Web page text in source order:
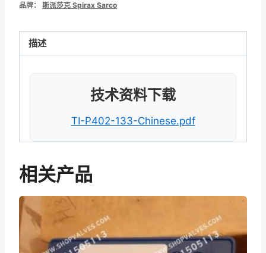
品牌： 斯派莎克 Spirax Sarco
描述
技术资料下载
TI-P402-133-Chinese.pdf
相关产品